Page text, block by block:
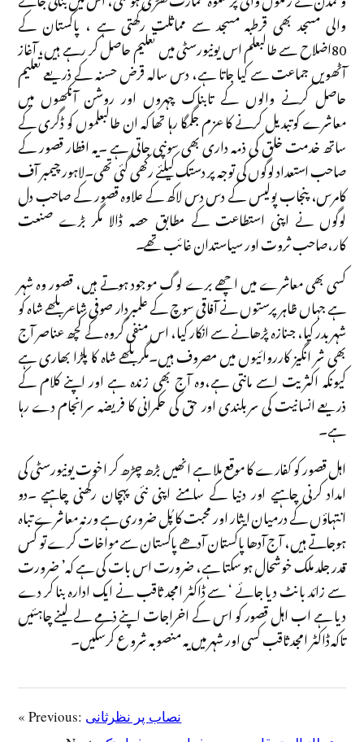
والی مسجد بھی قرطبہ مسجد سے مماثلت رکھتی ہے ، پاکستان کے
80اضلاح سے طالبعلم اس یونیورسٹی میں تعلیم حاصل کر رہے ہیں، آغاز
آٹھویں جماعت سے کیا جاتا ہے، دس سالہ قرض حسنہ کے ذریعے تعلیم
حاصل کرنے والوں کے تابناک چہروں اور روشن آنکھوں میں
معاشرے کوتبدیل کرنے کا عزم جگمگا رہا تھا کہ ان طالبعلموں کو ڈگری کے
ساتھ خدمت خلق کی ذمہ داری بھی سونپی جاتی ہے ۔یہ افطار قصور کے
صاحب استعداد لوگوں کی توجہ پر دستک کیلئے رکھی گئی تھی۔لاہور چیمبر آف
کامرس، پنجاب پولیس کے دس دس لاکھ کے علاوہ قصور کے صاحب دل
لوگوں نے اپنی استطاعت کے مطابق حصہ ڈالا مگر بڑے صنعت
کار،صاحب ثروت اور سیاستدان غائب تھے۔
کسی بھی معاشرے میں اچھے برے لوگ موجود ہوتے ہیں، قصور وہ شہر
ہے جہاں ظاہر پرستوں نے آفاقی سوچ کے علمبردار صوفی شاعر بلھے شاہ کو
شہر بدر کیا، جنازہ پڑھانے سے انکار کیا، اس منفی گروہ کے کچھ عناصر آج
بھی شر انگیز کارروائیوں میں مصروف ہیں۔مگر بلھے شاہ کا پلڑا بھاری ہے
کیونکہ اکثریت اسے مانتی ہے،وہ آج بھی زندہ ہے اور اپنے کلام کے
ذریعے انسانیت کی سربلندی اور حق کی حکمرانی کا فریضہ سرانجام دے رہا
ہے۔
اہل قصور کو کفارے کا موقع ملا ہے انھیں بڑھ چڑھ کر اخوت یونیورسٹی کی
امداد کرنی چاہیے اور دنیا کے سامنے اپنی نئی پہچان رکھنی چاہیے ۔دو
انتہاؤں کے درمیان ایثار اور محبت کا پُل ضروری ہے ورنہ معاشرے تباہ
ہوجاتے ہیں، آج آدھا پاکستان آدھے پاکستان سے مواخات کرے تو کس
قدر جلد ملک خوشحال ہو سکتا ہے، ضرورت اس بات کی ہے کہ’ ضرورت
سے زائد بانٹ دیا جائے ‘ سے ڈاکٹر امجد ثاقب نے ایک ادارہ بنا کر دے
دیا ہے اب اہل قصور کو اس کے اخراجات اپنے ذمے لے لینے چاہئیں
تاکہ ڈاکٹر امجد ثاقب کسی اور شہر میں یہ منصوبہ شرو ع کرسکیں۔
« Previous: نصاب پر نظرثانی